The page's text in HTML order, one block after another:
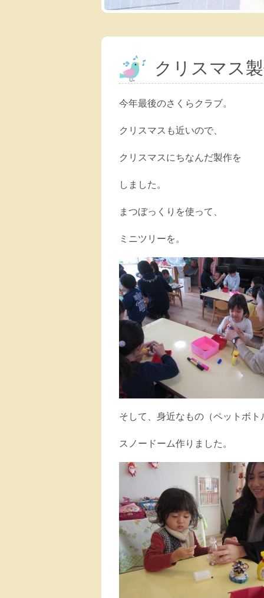
クリスマス
今年最後のさくらクラブ。
クリスマスも近いので、
クリスマスにちなんだ製作を
しました。
まつぼっくりを使って、
ミニツリーを。
そして、身近なもの（ペットボト
スノードーム作りました。